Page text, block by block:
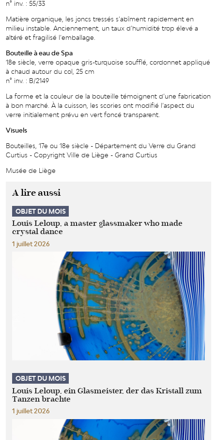
n° inv. : 55/33
Matière organique, les joncs tressés s’abîment rapidement en
milieu instable. Anciennement, un taux d’humidité trop élevé a
altéré et fragilisé l’emballage.
Bouteille à eau de Spa
18e siècle, verre opaque gris-turquoise soufflé, cordonnet appliqué
à chaud autour du col, 25 cm
n° inv. : B/2149
La forme et la couleur de la bouteille témoignent d’une fabrication
à bon marché. À la cuisson, les scories ont modifié l’aspect du
verre initialement prévu en vert foncé transparent.
Visuels
Bouteilles, 17e ou 18e siècle - Département du Verre du Grand
Curtius - Copyright Ville de Liège - Grand Curtius
Musée de Liège
A lire aussi
OBJET DU MOIS
Louis Leloup, a master glassmaker who made
crystal dance
1 juillet 2026
OBJET DU MOIS
Louis Leloup, ein Glasmeister, der das Kristall zum
Tanzen brachte
1 juillet 2026